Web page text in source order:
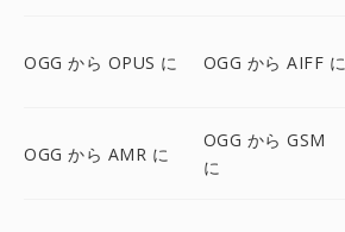
OGG から OPUS に OGG から AIFF に
OGG から AMR に
OGG から GSM
に